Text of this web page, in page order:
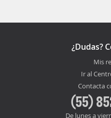
¿Dudas?
Mis
Ir al
Contacta
(55)
De lunes a